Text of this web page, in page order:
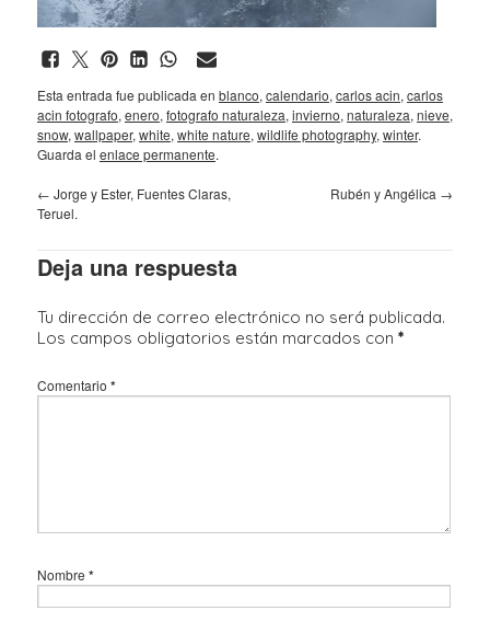
Esta entrada fue publicada en blanco,calendario,carlos acin,carlos
acin fotografo,enero,fotografo naturaleza,invierno,naturaleza,nieve,
snow,wallpaper,white,white nature,wildlife photography,winter.
Guarda el enlace permanente.
← Jorge y Ester, Fuentes Claras,
Teruel.
Rubén y Angélica →
Deja una respuesta
Tu dirección de correo electrónico no será publicada.
Los campos obligatorios están marcados con *
Comentario *
Nombre *